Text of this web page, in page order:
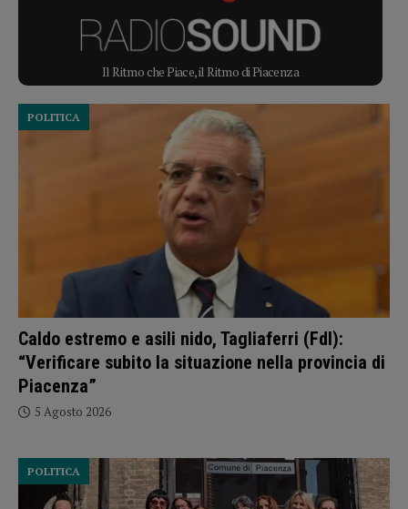
Il Ritmo che Piace, il Ritmo di Piacenza
Caldo estremo e asili nido, Tagliaferri (FdI):
“Verificare subito la situazione nella provincia di
Piacenza”
POLITICA
5 Agosto 2026
POLITICA